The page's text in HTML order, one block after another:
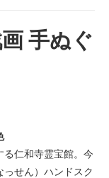
手ぬぐ
る仁和寺霊宝館。今
せん）ハンドスク